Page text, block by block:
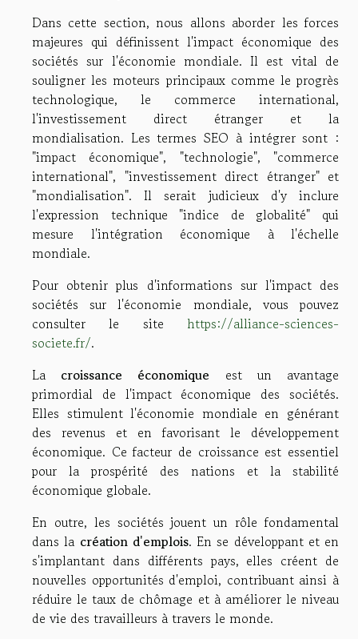
Dans cette section, nous allons aborder les forces
majeures qui définissent l'impact économique des
sociétés sur l'économie mondiale. Il est vital de
souligner les moteurs principaux comme le progrès
technologique, le commerce international,
l'investissement direct étranger et la
mondialisation. Les termes SEO à intégrer sont :
"impact économique", "technologie", "commerce
international", "investissement direct étranger" et
"mondialisation". Il serait judicieux d'y inclure
l'expression technique "indice de globalité" qui
mesure l'intégration économique à l'échelle
mondiale.
Pour obtenir plus d'informations sur l'impact des
sociétés sur l'économie mondiale, vous pouvez
consulter le site https://alliance-sciences-
societe.fr/.
La croissance économique est un avantage
primordial de l'impact économique des sociétés.
Elles stimulent l'économie mondiale en générant
des revenus et en favorisant le développement
économique. Ce facteur de croissance est essentiel
pour la prospérité des nations et la stabilité
économique globale.
En outre, les sociétés jouent un rôle fondamental
dans la création d'emplois. En se développant et en
s'implantant dans différents pays, elles créent de
nouvelles opportunités d'emploi, contribuant ainsi à
réduire le taux de chômage et à améliorer le niveau
de vie des travailleurs à travers le monde.